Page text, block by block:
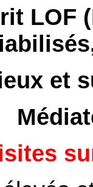
LOF
et